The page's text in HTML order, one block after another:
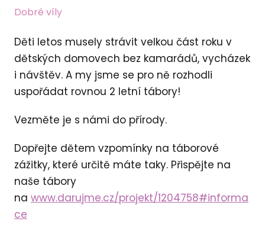
Dobré víly
Děti letos musely strávit velkou část roku v
dětských domovech bez kamarádů, vycházek
i návštěv. A my jsme se pro ně rozhodli
uspořádat rovnou 2 letní tábory!
Vezměte je s námi do přírody.
Dopřejte dětem vzpomínky na táborové
zážitky, které určitě máte taky. Přispějte na
naše tábory
na www.darujme.cz/projekt/1204758#informa
ce